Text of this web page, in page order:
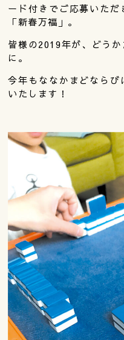
ード付きでご応募いた
「新春万福」。
皆様の2019年が、どう
に。
今年もななかまどなら
いたします！